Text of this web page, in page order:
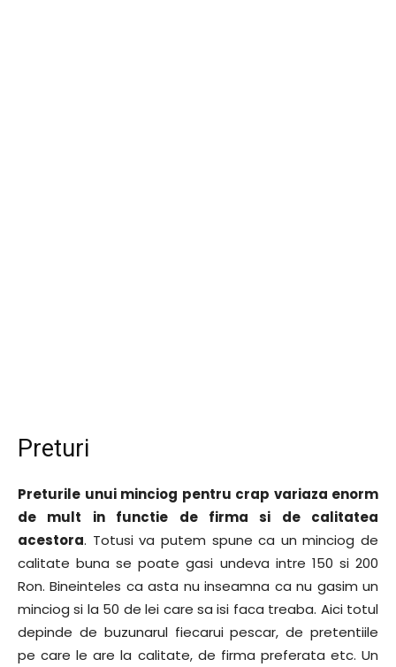
Preturi
Preturile unui minciog pentru crap variaza enorm
de mult in functie de firma si de calitatea
acestora. Totusi va putem spune ca un minciog de
calitate buna se poate gasi undeva intre 150 si 200
Ron. Bineinteles ca asta nu inseamna ca nu gasim un
minciog si la 50 de lei care sa isi faca treaba. Aici totul
depinde de buzunarul fiecarui pescar, de pretentiile
pe care le are la calitate, de firma preferata etc. Un